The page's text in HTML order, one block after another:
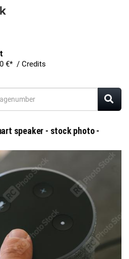
0 Item (s) - 0.00 €* / Credits
speaker - stock photo -